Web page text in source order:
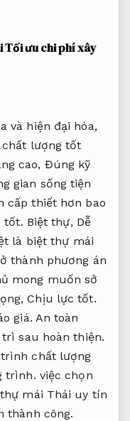
Tối ưu chi phí xây
và hiện đại hóa,
chất lượng tốt
cao, Đúng kỹ
gian sống tiện
cấp thiết hơn bao
tốt. Biệt thự, Dễ
là biệt thự mái
thành phương án
mong muốn sở
Chịu lực tốt.
giá. An toàn
trì sau hoàn thiện.
chất lượng
trình. việc chọn
mái Thái uy tín
thành công.